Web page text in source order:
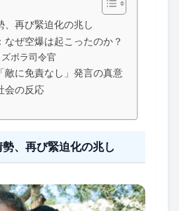
、再び緊迫化の兆し
ぜ空爆は起こったのか？
ボラ司令官
敵に免責なし」発言の真意
会の反応
、再び緊迫化の兆し